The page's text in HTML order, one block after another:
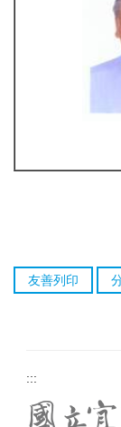
友善列印
:::